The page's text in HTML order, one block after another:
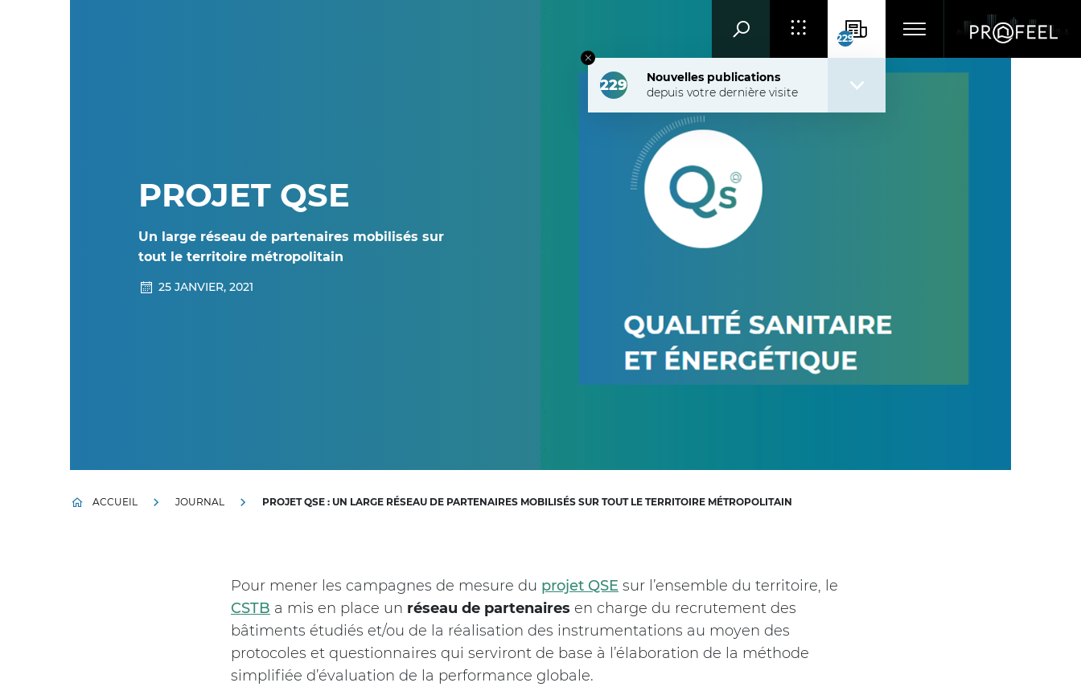
229
229
Nouvelles publications
depuis votre dernière visite
PROJET QSE
Un large réseau de partenaires mobilisés sur
tout le territoire métropolitain
25 JANVIER, 2021
ACCUEIL JOURNAL PROJET QSE : UN LARGE RÉSEAU DE PARTENAIRES MOBILISÉS SUR TOUT LE TERRITOIRE MÉTROPOLITAIN
Pour mener les campagnes de mesure du projet QSE sur l’ensemble du territoire, le
CSTB a mis en place un réseau de partenaires en charge du recrutement des
bâtiments étudiés et/ou de la réalisation des instrumentations au moyen des
protocoles et questionnaires qui serviront de base à l’élaboration de la méthode
simplifiée d’évaluation de la performance globale.